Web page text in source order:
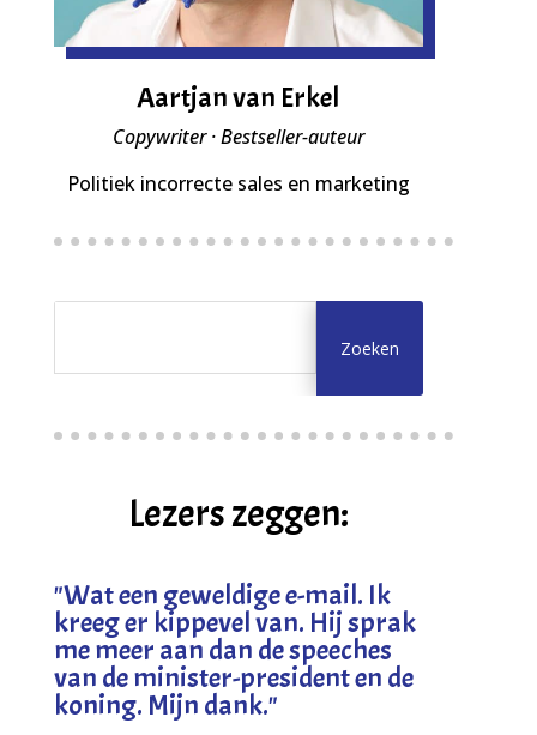
Aartjan van Erkel
Copywriter · Bestseller-auteur
Politiek incorrecte sales en marketing
Lezers zeggen:
"Wat een geweldige e-mail. Ik
kreeg er kippevel van. Hij sprak
me meer aan dan de speeches
van de minister-president en de
koning. Mijn dank."